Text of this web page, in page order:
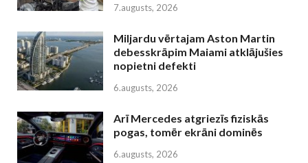
7.augusts, 2026
Miljardu vērtajam Aston Martin
debesskrāpim Maiami atklājušies
nopietni defekti
6.augusts, 2026
Arī Mercedes atgriezīs fiziskās
pogas, tomēr ekrāni dominēs
6.augusts, 2026